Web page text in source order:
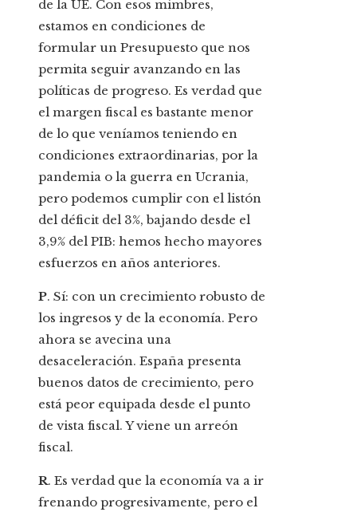
de la UE. Con esos mimbres,
estamos en condiciones de
formular un Presupuesto que nos
permita seguir avanzando en las
políticas de progreso. Es verdad que
el margen fiscal es bastante menor
de lo que veníamos teniendo en
condiciones extraordinarias, por la
pandemia o la guerra en Ucrania,
pero podemos cumplir con el listón
del déficit del 3%, bajando desde el
3,9% del PIB: hemos hecho mayores
esfuerzos en años anteriores.
P. Sí: con un crecimiento robusto de
los ingresos y de la economía. Pero
ahora se avecina una
desaceleración. España presenta
buenos datos de crecimiento, pero
está peor equipada desde el punto
de vista fiscal. Y viene un arreón
fiscal.
R. Es verdad que la economía va a ir
frenando progresivamente, pero el